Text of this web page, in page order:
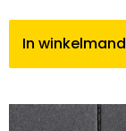
In winkelmand